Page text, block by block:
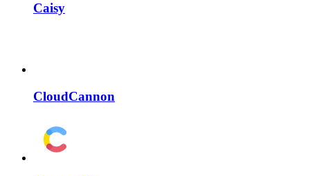
Caisy
CloudCannon